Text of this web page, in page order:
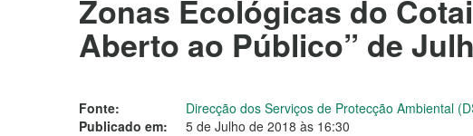
Zonas Ecológicas do
Aberto ao Público” de
Fonte:
Direcção dos Serviços de Protecção Ambiental
Publicado em:
5 de Julho de 2018 às 16:30